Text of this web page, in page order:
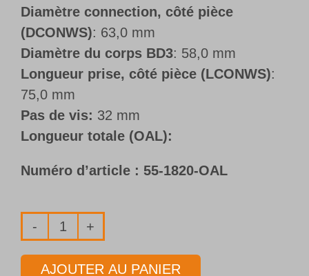
Diamètre connection, côté pièce
(DCONWS): 63,0 mm
Diamètre du corps BD3: 58,0 mm
Longueur prise, côté pièce (LCONWS):
75,0 mm
Pas de vis: 32 mm
Longueur totale (OAL):
Numéro d’article : 55-1820-OAL
quantité
de
AJOUTER AU PANIER